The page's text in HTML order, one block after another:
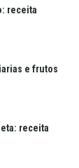
receita
e frutos
receita